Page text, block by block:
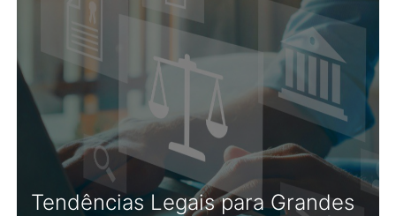
Tendências Legais para Grandes